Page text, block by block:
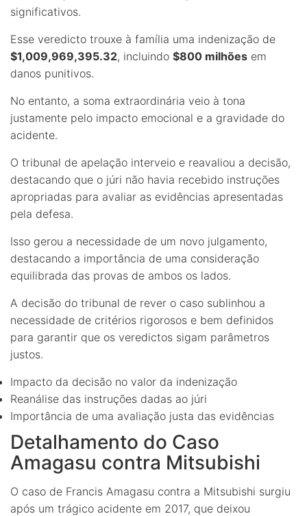
significativos.
Esse veredicto trouxe à família uma indenização de
$1,009,969,395.32, incluindo $800 milhões em
danos punitivos.
No entanto, a soma extraordinária veio à tona
justamente pelo impacto emocional e a gravidade do
acidente.
O tribunal de apelação interveio e reavaliou a decisão,
destacando que o júri não havia recebido instruções
apropriadas para avaliar as evidências apresentadas
pela defesa.
Isso gerou a necessidade de um novo julgamento,
destacando a importância de uma consideração
equilibrada das provas de ambos os lados.
A decisão do tribunal de rever o caso sublinhou a
necessidade de critérios rigorosos e bem definidos
para garantir que os veredictos sigam parâmetros
justos.
Impacto da decisão no valor da indenização
Reanálise das instruções dadas ao júri
Importância de uma avaliação justa das evidências
Detalhamento do Caso
Amagasu contra Mitsubishi
O caso de Francis Amagasu contra a Mitsubishi surgiu
após um trágico acidente em 2017, que deixou